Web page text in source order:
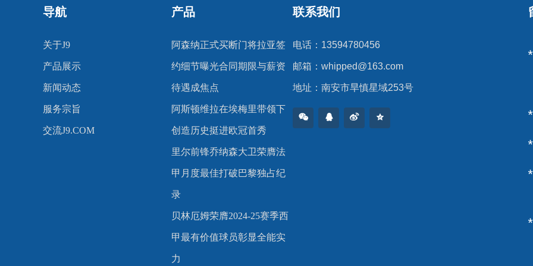
导航
关于J9
产品展示
新闻动态
服务宗旨
交流J9.COM
产品
阿森纳正式买断门将拉亚签
约细节曝光合同期限与薪资
待遇成焦点
阿斯顿维拉在埃梅里带领下
创造历史挺进欧冠首秀
里尔前锋乔纳森大卫荣膺法
甲月度最佳打破巴黎独占纪
录
贝林厄姆荣膺2024-25赛季西
甲最有价值球员彰显全能实
力
联系我们
电话：13594780456
邮箱： whipped@163.com
地址：南安市旱慎星域253号